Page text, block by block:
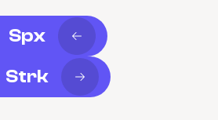
Spx
Strk